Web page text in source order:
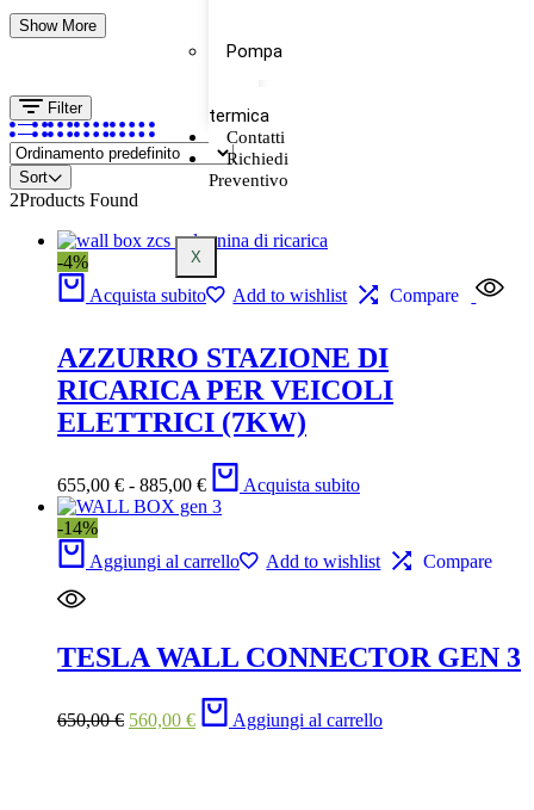
Pompa
termica
Contatti
Richiedi
Preventivo
X
Show More
Filter
Sort
2Products Found
-4%
Acquista subito
Add to wishlist Compare
AZZURRO STAZIONE DI
RICARICA PER VEICOLI
ELETTRICI (7KW)
655,00 € - 885,00 € Acquista subito
-14%
Aggiungi al carrello
Add to wishlist Compare
TESLA WALL CONNECTOR GEN 3
650,00€ 560,00 € Aggiungi al carrello